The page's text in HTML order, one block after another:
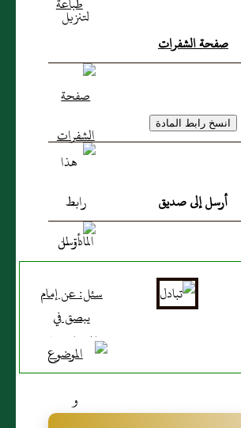
صفحة الشفرات
أرسل إلى صديق
سئل: عن إمام
يبصق في
المحراب هل
تجوز الصلاة